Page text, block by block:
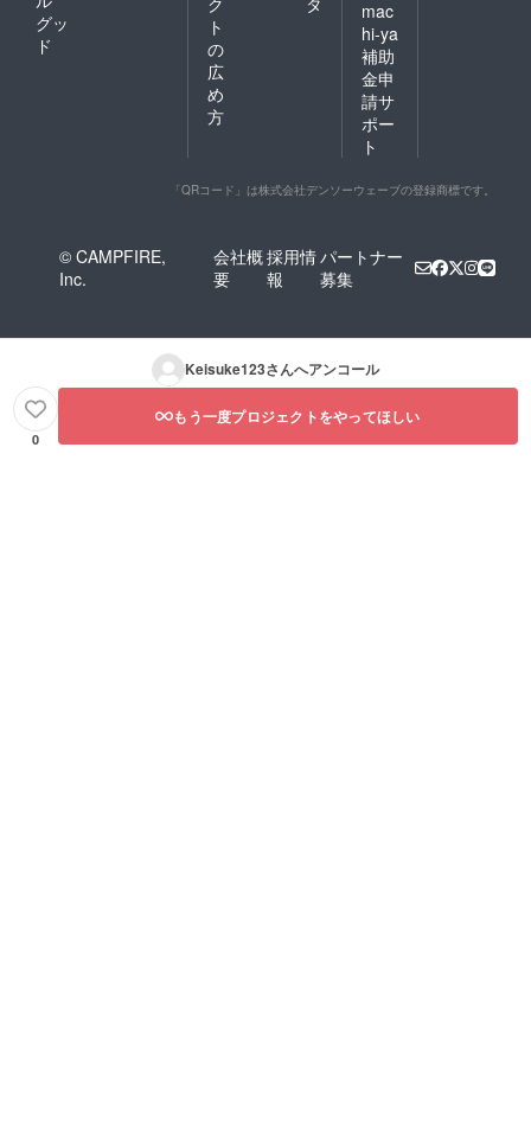
グッ
ド
ト
の
広
め
方
mac
hi-ya
補助
金申
請サ
ポー
ト
「QRコード」は株式会社デンソーウェーブの登録商標です。
© CAMPFIRE,
Inc.
会社概
要
採用情
報
パートナー
募集
Keisuke123さんへアンコール
0
もう一度プロジェクトをやってほしい